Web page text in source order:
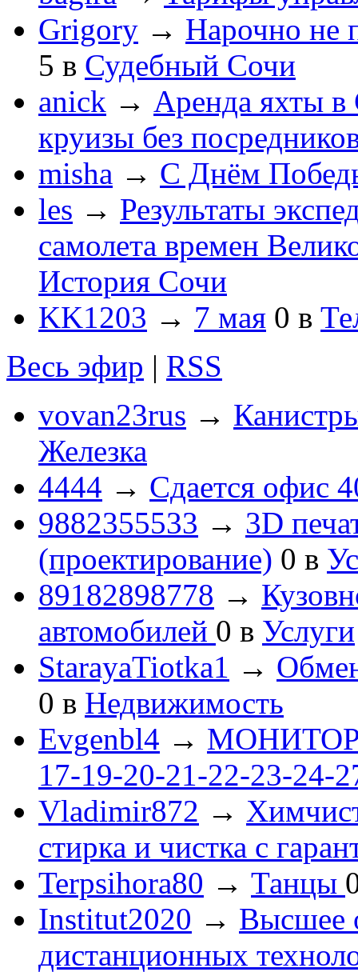
Grigory → Нарочно не
5 в Судебный Сочи
anick → Аренда яхты в
круизы без
misha → С Днём
les → Результаты
самолета времен
История Сочи
KK1203 → 7 мая 0 в
Весь эфир | RSS
vovan23rus →
Железка
4444 → Сдается офис
9882355533 → 3D
(проектирование) 0 в
89182898778 →
автомобилей 0 в Услуги
StarayaTiotka1 →
0 в Недвижимость
Evgenbl4 → МОНИТОРЫ
17-19-20-21-22-23-24-
Vladimir872 →
стирка и чистка с
Terpsihora80 → Танцы
Institut2020 → Высшее
дистанционных